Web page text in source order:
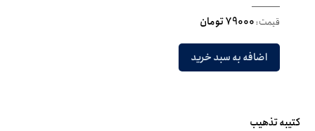
قیمت:79000 تومان
اضافه به سبد خرید
کتیبه تذهیب